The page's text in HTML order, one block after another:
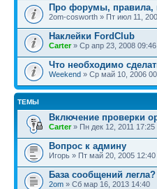
Про форумы, правила,
2om-cosworth » Пт июл 11,
Наклейки FordClub
Carter» Ср апр 23, 2008 09:46
Что необходимо
Weekend » Ср май 10, 2006
ТЕМЫ
Включение проверки
Carter» Пн дек 12, 2011 17:25
Вопрос к админу
Игорь » Пт май 20, 2005 12:40
База сообщений легла?
2om » Сб мар 16, 2013 14:40